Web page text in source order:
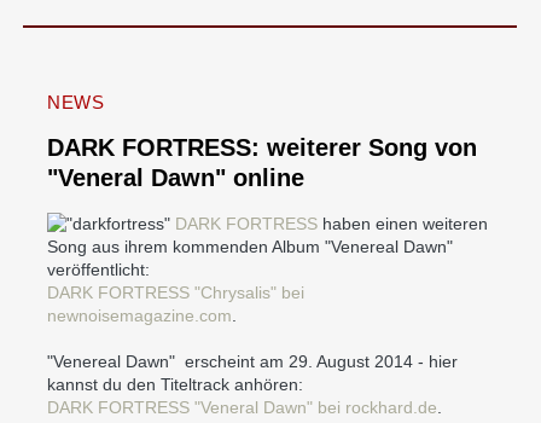
NEWS
DARK FORTRESS: weiterer Song von
"Veneral Dawn" online
DARK FORTRESS haben einen weiteren
Song aus ihrem kommenden Album "Venereal Dawn"
veröffentlicht:
DARK FORTRESS "Chrysalis" bei
newnoisemagazine.com.
"Venereal Dawn" erscheint am 29. August 2014 - hier
kannst du den Titeltrack anhören:
DARK FORTRESS "Veneral Dawn" bei rockhard.de.